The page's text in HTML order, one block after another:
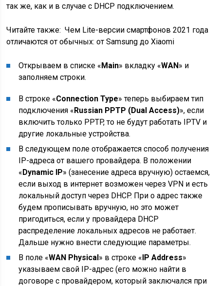
так же, как и в случае с DHCP подключением.
Читайте также: Чем Lite-версии смартфонов 2021 года
отличаются от обычных: от Samsung до Xiaomi
Открываем в списке «Main» вкладку «WAN» и
заполняем строки.
В строке «Connection Type» теперь выбираем тип
подключения «Russian PPTP (Dual Access)», если
включить только PPTP, то не будут работать IPTV и
другие локальные устройства.
В следующем поле отображается способ получения
IP-адреса от вашего провайдера. В положении
«Dynamic IP» (занесение адреса вручную) остаемся,
если выход в интернет возможен через VPN и есть
локальный доступ через DHCP. При о адрес также
будем прописывать вручную, но это может
пригодиться, если у провайдера DHCP
распределение локальных адресов не работает.
Дальше нужно внести следующие параметры.
В поле «WAN Physical» в строке «IP Address»
указываем свой IP-адрес (его можно найти в
договоре с провайдером, который заключался при